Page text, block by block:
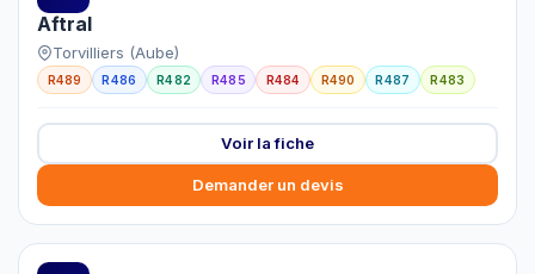
Aftral
Torvilliers (Aube)
R489 R486 R482 R485 R484 R490 R487 R483
Voir la fiche
Demander un devis